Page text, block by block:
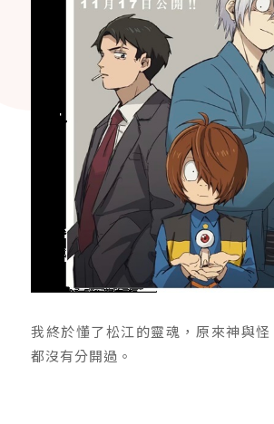
我終於懂了松江的靈魂，原來神與
都沒有分開過。